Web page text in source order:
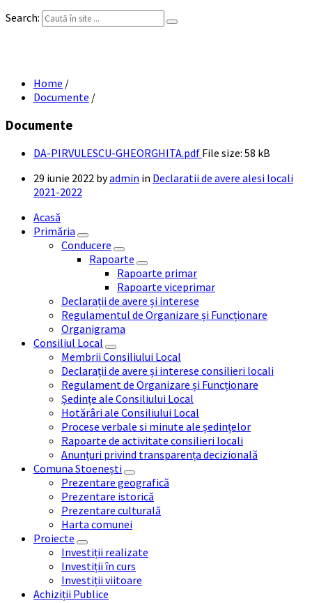
Search:
Home /
Documente /
Documente
DA-PIRVULESCU-GHEORGHITA.pdf File size: 58 kB
29 iunie 2022 byadmin in Declaratii de avere alesi locali
2021-2022
Acasă
Primăria
Conducere
Rapoarte
Rapoarte primar
Rapoarte viceprimar
Declarații de avere și interese
Regulamentul de Organizare și Funcționare
Organigrama
Consiliul Local
Membrii Consiliului Local
Declarații de avere și interese consilieri locali
Regulament de Organizare și Funcționare
Ședințe ale Consiliului Local
Hotărâri ale Consiliului Local
Procese verbale si minute ale ședințelor
Rapoarte de activitate consilieri locali
Anunțuri privind transparența decizională
Comuna Stoenești
Prezentare geografică
Prezentare istorică
Prezentare culturală
Harta comunei
Proiecte
Investiții realizate
Investiții în curs
Investiții viitoare
Achiziții Publice